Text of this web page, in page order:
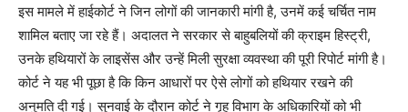
इस मामले में हाईकोर्ट ने जिन लोगों की जानकारी मांगी है, उनमें कई चर्चित नाम
शामिल बताए जा रहे हैं। अदालत ने सरकार से बाहुबलियों की क्राइम हिस्ट्री,
उनके हथियारों के लाइसेंस और उन्हें मिली सुरक्षा व्यवस्था की पूरी रिपोर्ट मांगी है।
कोर्ट ने यह भी पूछा है कि किन आधारों पर ऐसे लोगों को हथियार रखने की
अनुमति दी गई। सुनवाई के दौरान कोर्ट ने गृह विभाग के अधिकारियों को भी